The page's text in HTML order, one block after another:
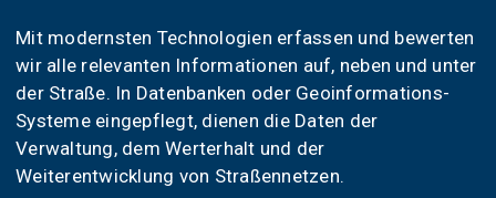
Mit modernsten Technologien erfassen und bewerten
wir alle relevanten Informationen auf, neben und unter
der Straße. In Datenbanken oder Geoinformations-
Systeme eingepflegt, dienen die Daten der
Verwaltung, dem Werterhalt und der
Weiterentwicklung von Straßennetzen.